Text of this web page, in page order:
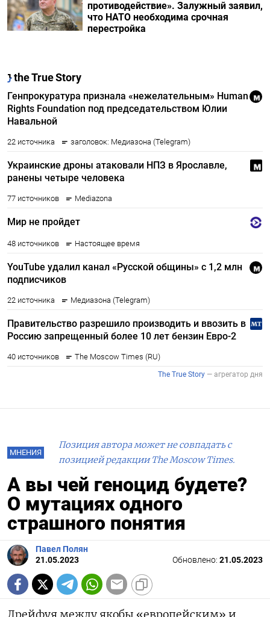
противодействие». Залужный заявил,
что НАТО необходима срочная
перестройка
МНЕНИЯ
Позиция автора может не совпадать с
позицией редакции The Moscow Times.
А вы чей геноцид будете?
О мутациях одного
страшного понятия
Павел Полян
21.05.2023
Обновлено: 21.05.2023